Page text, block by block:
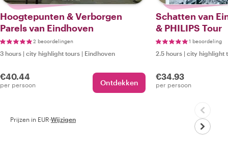
Hoogtepunten & Verborgen
Parels van Eindhoven
2 beoordelingen
3 hours | city highlight tours | Eindhoven
€40.44
per persoon Ontdekken
Schatten van
& PHILIPS Tour
1 beoordeling
2.5 hours | city highlight
€34.93
per persoon
Prijzen in EUR·Wijzigen